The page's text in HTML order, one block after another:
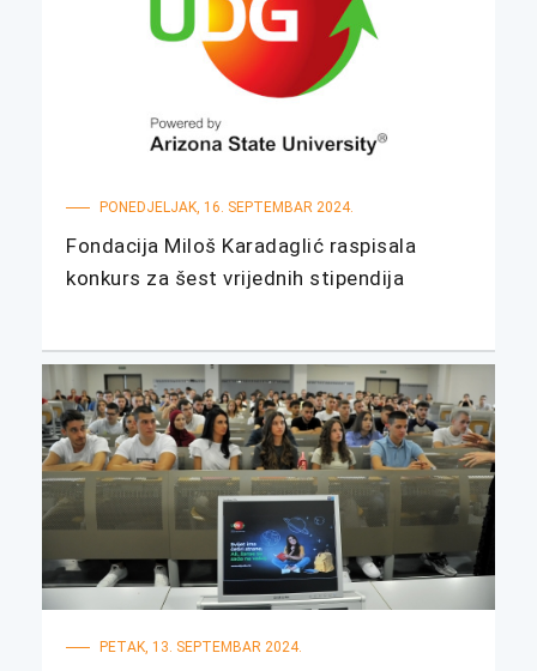
PONEDJELJAK, 16. SEPTEMBAR 2024.
Fondacija Miloš Karadaglić raspisala
konkurs za šest vrijednih stipendija
PETAK, 13. SEPTEMBAR 2024.